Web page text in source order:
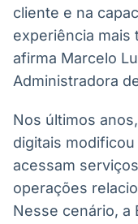
Soluções de
Tecnologia
cliente e na
experiência mais
afirma Marcelo
Administradora
Nos últimos
digitais
acessam
operações
Nesse cenário, a